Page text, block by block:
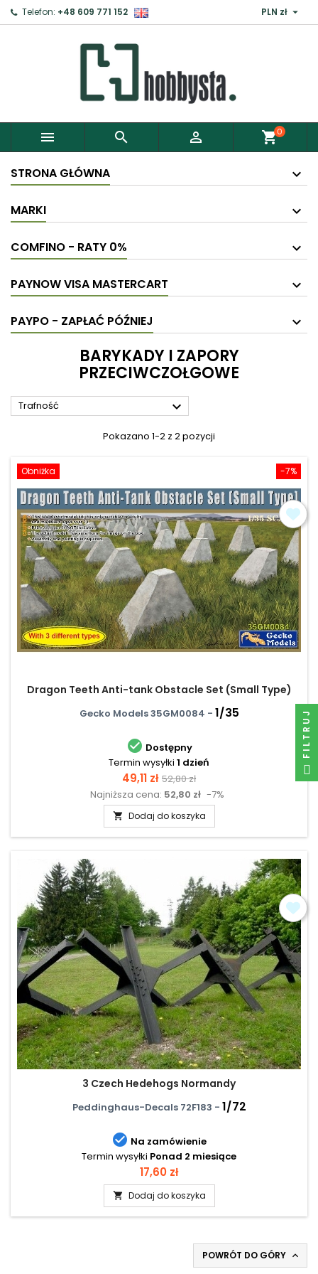
Telefon: +48 609 771 152 PLN zł 
   shopping_cart0
STRONA GŁÓWNA
MARKI
COMFINO - RATY 0%
PAYNOW VISA MASTERCART
PAYPO - ZAPŁAĆ PÓŹNIEJ
BARYKADY I ZAPORY
PRZECIWCZOŁGOWE
Trafność 
Pokazano 1-2 z 2 pozycji
-7%
Obniżka
Dragon Teeth Anti-tank Obstacle Set (Small Type)
Gecko Models 35GM0084 - 1/35
 Dostępny
Termin wysyłki 1 dzień
Cena
49,11 zł Cena
podstawowa
52,80 zł
Najniższa cena: 52,80 zł -7%
 Dodaj do koszyka
3 Czech Hedehogs Normandy
Peddinghaus-Decals 72F183 - 1/72
 Na zamówienie
Termin wysyłki Ponad 2 miesiące
Cena
17,60 zł
 Dodaj do koszyka
POWRÓT DO GÓRY 
Zaloguj ×
Aby zapisać produkty do Schowka, musisz się
Anuluj Zaloguj
FILTRUJ